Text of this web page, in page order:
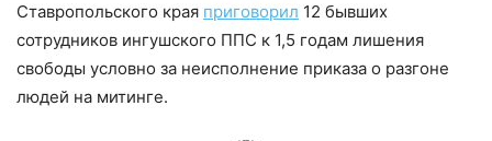
Ставропольского края приговорил 12 бывших
сотрудников ингушского ППС к 1,5 годам лишения
свободы условно за неисполнение приказа о разгоне
людей на митинге.